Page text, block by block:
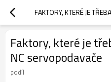
Faktory, které je
NC servopodavače
podíl